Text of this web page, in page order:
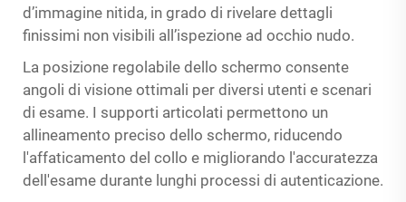
d’immagine nitida, in grado di rivelare dettagli
finissimi non visibili all’ispezione ad occhio nudo.
La posizione regolabile dello schermo consente
angoli di visione ottimali per diversi utenti e scenari
di esame. I supporti articolati permettono un
allineamento preciso dello schermo, riducendo
l'affaticamento del collo e migliorando l'accuratezza
dell'esame durante lunghi processi di autenticazione.